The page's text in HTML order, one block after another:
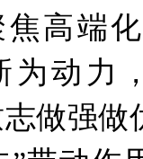
高端
为动力
做强做